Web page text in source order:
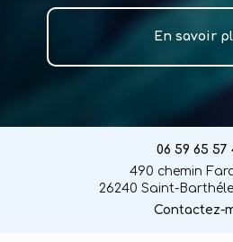
En savoir
06 59 65 57
490 chemin
26240 Saint-
Contactez-